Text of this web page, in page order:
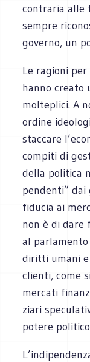
con­tra­ria alle
sem­pre
governo, un
Le ragioni
hanno creato
mol­te­plici. A
ordine
stac­care
com­piti di
della poli­tica
pen­denti” dai
fidu­cia ai
non è di dare
al
diritti umani e
clienti, come
mer­cati
ziari
potere